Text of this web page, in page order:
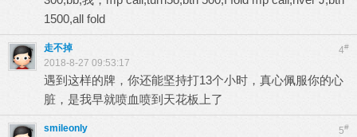
1500,all fold
4#
走不掉
2018-8-27 09:53:17
遇到这样的牌，你还能坚持打13个小时，真心佩服你的心
脏，是我早就喷血喷到天花板上了
5#
smileonly